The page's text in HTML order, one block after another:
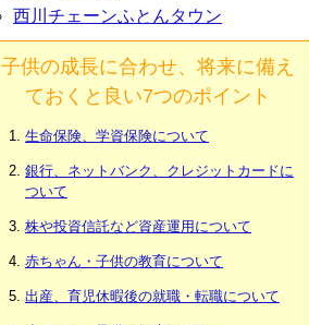
西川チェーンふとんタウン
子供の成長に合わせ、将来に備え
ておくと良い7つのポイント
生命保険、学資保険について
銀行、ネットバンク、クレジットカードに
ついて
株や投資信託など資産運用について
赤ちゃん・子供の教育について
出産、育児休暇後の就職・転職について